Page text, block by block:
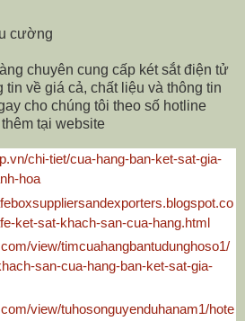
cường
chuyên cung cấp két sắt điện tử
tin về giá cả, chất liệu và thông tin
cho chúng tôi theo số hotline
tại website
chi-tiet/cua-hang-ban-ket-sat-gia-
hoa
ket-sat-khach-san-cua-hang.html
view/timcuahangbantudunghoso1/
san-cua-hang-ban-ket-sat-gia-
view/tuhosonguyenduhanam1/hote